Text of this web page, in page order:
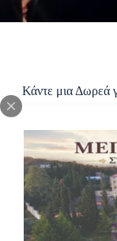
Κάντε μια Δωρεά